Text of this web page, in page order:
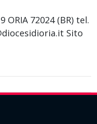
ORIA 72024 (BR) tel.
Sito